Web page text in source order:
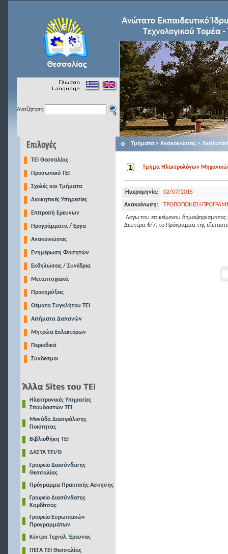
Αναζήτηση:
TEI Θεσσαλίας
Προσωπικό ΤΕΙ
Σχολές και Τμήματα
Διοικητικές Υπηρεσίες
Επιτροπή Ερευνών
Προγράμματα / Έργα
Ανακοινώσεις
Ενημέρωση Φοιτητών
Εκδηλώσεις / Συνέδρια
Μεταπτυχιακά
Προκηρύξεις
Θέματα Συγκλήτου ΤΕΙ
Αιτήματα Δαπανών
Μητρώα Εκλεκτόρων
Περιοδικά
Σύνδεσμοι
Ηλεκτρονικές Υπηρεσίες
Σπουδαστών ΤΕΙ
Μονάδα Διασφάλισης
Ποιότητας
Βιβλιοθήκη ΤΕΙ
ΔΑΣΤΑ ΤΕΙ/Θ
Γραφείο Διασύνδεσης
Θεσσαλίας
Πρόγραμμα Πρακτικής Ασκησης
Γραφείο Διασύνδεσης
Καρδίτσας
Γραφείο Ευρωπαικών
Προγραμμάτων
Κέντρο Τεχνολ. Έρευνας
ΠΕΓΑ ΤΕΙ Θεσσαλίας
Τμήματα > Ανακοινώσεις >
Τμήμα Ηλεκτρολόγων Μηχανικών
Ημερομηνία: 02/07/2015
Ανακοίνωση: ΤΡΟΠΟΠΟΙΗΣΗ
Λόγω του επικείμενου δημοψηφίσματος
Δευτέρα 6/7, το Πρόγραμμα της